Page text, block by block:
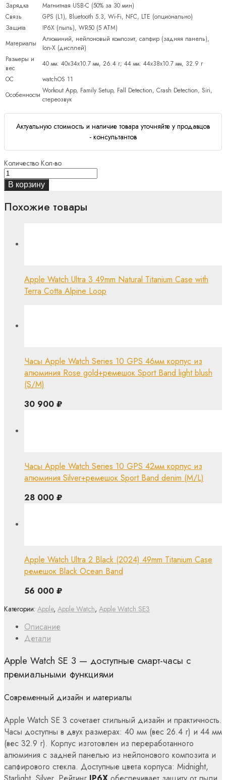
Зарядка
Магнитная USB-C (50% за 30 мин)
Связь
GPS (L1), Bluetooth 5.3, Wi-Fi, NFC, LTE (опционально)
Защита
IP6X (пыль), WR50 (5 ATM)
Материалы
Алюминий, нейлоновый композит, сапфир (задняя панель),
Ion-X (дисплей)
Размеры и
вес
40 мм: 40x34x10.7 мм, 26.4 г; 44 мм: 44x38x10.7 мм, 32.9 г
ОС
watchOS 11
Особенности Workout App, Family Setup, Fall Detection, Crash Detection, Siri,
стереозвук
Актуальную стоимость и наличие товара уточняйте у продавцов
- консультантов
Количество Кол-во
В корзину
Описание
Детали
Apple Watch SE 3 — доступные смарт-часы с
премиальными функциями
Современный дизайн и материалы
Apple Watch SE 3 сочетает стильный дизайн и практичность.
Часы доступны в двух размерах: 40 мм (вес 26.4 г) и 44 мм
(вес 32.9 г). Корпус изготовлен из переработанного
алюминия с задней панелью из нейлонового композита и
сапфирового стекла. Доступные цвета корпуса: Midnight,
Категории: Apple, Apple Watch, Apple Watch SE3
Похожие товары
Apple Watch Ultra 3 49mm Natural Titanium Case with
Terra Cotta Alpine Loop
Часы Apple Watch Series 10 GPS 46мм корпус из
алюминия Rose gold+ремешок Sport Band light blush
(S/M)
30 900 ₽
Часы Apple Watch Series 10 GPS 42мм корпус из
алюминия Silver+ремешок Sport Band denim (M/L)
28 000 ₽
Apple Watch Ultra 2 Black (2024) 49mm Titanium Case
ремешок Black Ocean Band
56 000 ₽